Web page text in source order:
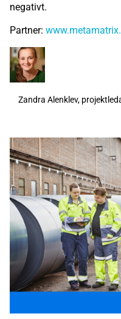
negativt.
Partner:
Zandra Alenklev,